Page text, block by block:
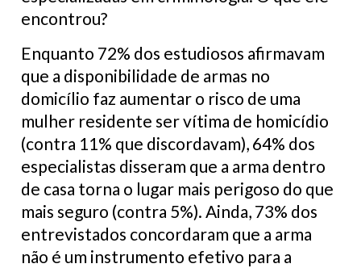
encontrou?
Enquanto 72% dos estudiosos afirmavam
que a disponibilidade de armas no
domicílio faz aumentar o risco de uma
mulher residente ser vítima de homicídio
(contra 11% que discordavam), 64% dos
especialistas disseram que a arma dentro
de casa torna o lugar mais perigoso do que
mais seguro (contra 5%). Ainda, 73% dos
entrevistados concordaram que a arma
não é um instrumento efetivo para a